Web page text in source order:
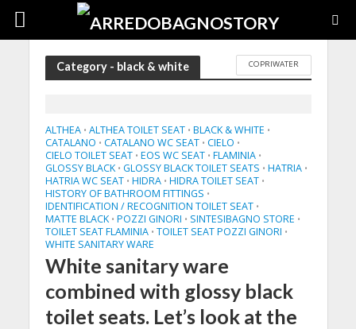
Category - black & white COPRIWATER
ALTHEA • ALTHEA TOILET SEAT • BLACK & WHITE •
CATALANO • CATALANO WC SEAT • CIELO •
CIELO TOILET SEAT • EOS WC SEAT • FLAMINIA •
GLOSSY BLACK • GLOSSY BLACK TOILET SEATS • HATRIA •
HATRIA WC SEAT • HIDRA • HIDRA TOILET SEAT •
HISTORY OF BATHROOM FITTINGS •
IDENTIFICATION / RECOGNITION TOILET SEAT •
MATTE BLACK • POZZI GINORI • SINTESIBAGNO STORE •
TOILET SEAT FLAMINIA • TOILET SEAT POZZI GINORI •
WHITE SANITARY WARE
White sanitary ware
combined with glossy black
toilet seats. Let’s look at the